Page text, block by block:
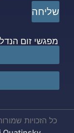
שליחה
מפגשי זום
כל הזכויות שמורות